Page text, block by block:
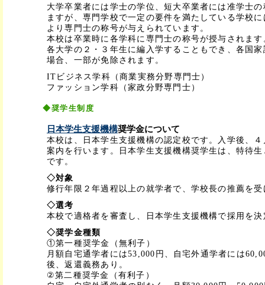
大学卒業者には学士の学位、短大卒業者には准学士
ますが、専門学校で一定の要件を満たしている学校
より専門士の称号が与えられています。
本校は卒業時に各学科に専門士の称号が授与されま
各大学の２・３年生に編入学することもでき、各国
場合、一部が免除されます。
ITビジネス学科（商業実務分野専門士）
ファッション学科（家政分野専門士）
◆奨学生制度
日本学生支援機構奨学金について
本校は、日本学生支援機構の認定校です。入学後、
案内を行います。日本学生支援機構奨学生は、特待
です。
◇対象
修行年限２年過程以上の就学者で、学校長の推薦を受
◇選考
本校で適格者を審査し、日本学生支援機構で採用を決
◇奨学金種類
①第一種奨学金（無利子）
月額自宅通学者には53,000円、自宅外通学者には
後、返還義務あり。
②第二種奨学金（有利子）